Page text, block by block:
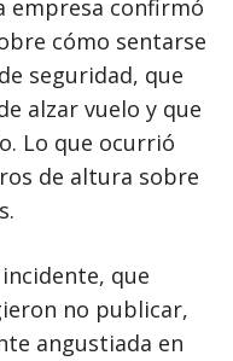
empresa confirmó
cómo sentarse
seguridad, que
alzar vuelo y que
Lo que ocurrió
de altura sobre
que
no publicar,
angustiada en